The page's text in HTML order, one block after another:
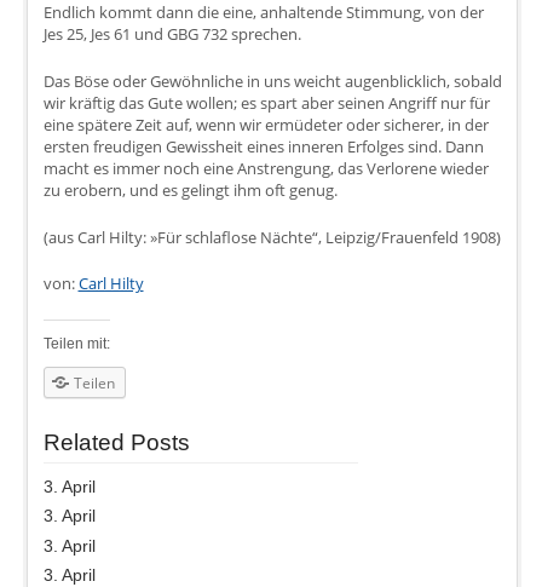
Endlich kommt dann die eine, anhaltende Stimmung, von der
Jes 25, Jes 61 und GBG 732 sprechen.
Das Böse oder Gewöhnliche in uns weicht augenblicklich, sobald
wir kräftig das Gute wollen; es spart aber seinen Angriff nur für
eine spätere Zeit auf, wenn wir ermüdeter oder sicherer, in der
ersten freudigen Gewissheit eines inneren Erfolges sind. Dann
macht es immer noch eine Anstrengung, das Verlorene wieder
zu erobern, und es gelingt ihm oft genug.
(aus Carl Hilty: »Für schlaflose Nächte“, Leipzig/Frauenfeld 1908)
von:Carl Hilty
Teilen mit:
Teilen
Related Posts
3. April
3. April
3. April
3. April